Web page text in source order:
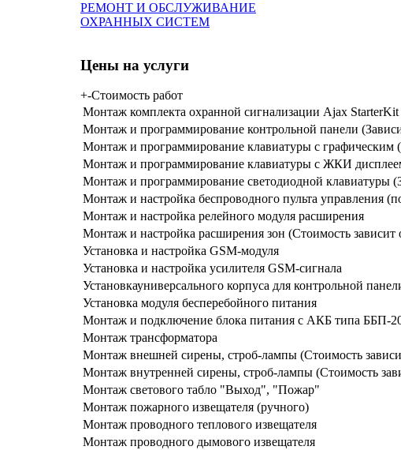
РЕМОНТ И ОБСЛУЖИВАНИЕ
ОХРАННЫХ СИСТЕМ
Цены на услуги
+-Стоимость работ
Монтаж комплекта охранной сигнализации Ajax StarterKit
Монтаж и программирование контрольной панели
Монтаж и программирование клавиатуры с графическим
Монтаж и программирование клавиатуры с ЖКИ
Монтаж и программирование светодиодной клавиатуры
Монтаж и настройка беспроводного пульта управления
Монтаж и настройка релейного модуля расширения
Монтаж и настройка расширения зон (Стоимость
Установка и настройка GSM-модуля
Установка и настройка усилителя GSM-сигнала
Установкауниверсального корпуса для контрольной
Установка модуля бесперебойного питания
Монтаж и подключение блока питания с АКБ типа ББП-
Монтаж трансформатора
Монтаж внешней сирены, строб-лампы (Стоимость
Монтаж внутренней сирены, строб-лампы (Стоимость
Монтаж светового табло "Выход", "Пожар"
Монтаж пожарного извещателя (ручного)
Монтаж проводного теплового извещателя
Монтаж проводного дымового извещателя